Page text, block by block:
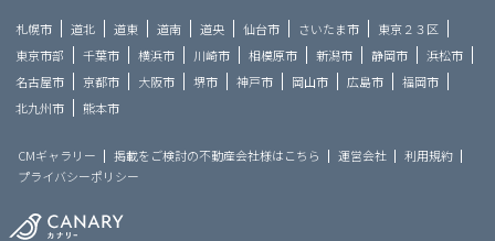
札幌市 道北 道東 道南 道央 仙台市 さいたま市
東京２３区
東京市部
千葉市 横浜市 川崎市 相模原市 新潟市 静岡市
浜松市
名古屋市
京都市 大阪市 堺市 神戸市 岡山市 広島市
福岡市
北九州市
熊本市
CMギャラリー 掲載をご検討の不動産会社様はこちら 運営会社
利用規約
プライバシーポリシー